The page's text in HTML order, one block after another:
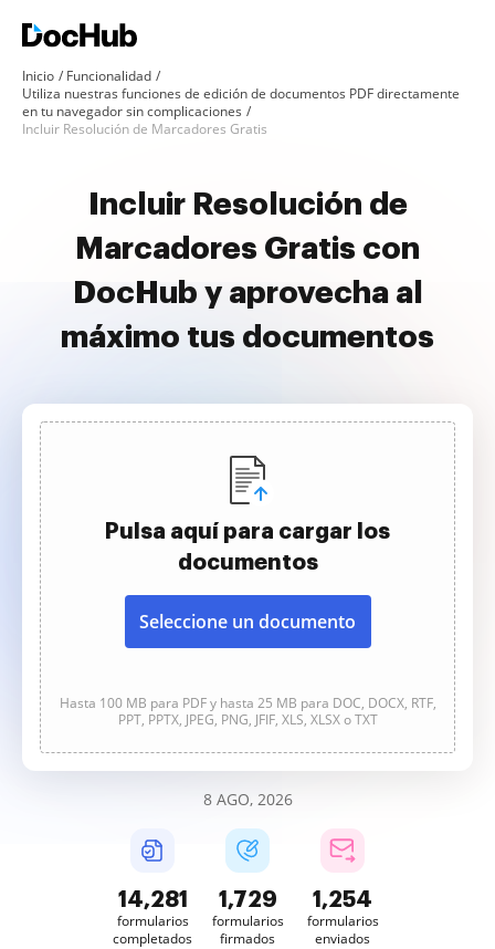
Inicio
Funcionalidad
Utiliza nuestras funciones de edición de documentos PDF directamente
en tu navegador sin complicaciones
Incluir Resolución de Marcadores Gratis
Incluir Resolución de
Marcadores Gratis con
DocHub y aprovecha al
máximo tus documentos
Pulsa aquí para cargar los
documentos
Seleccione un documento
Hasta 100 MB para PDF y hasta 25 MB para DOC, DOCX, RTF,
PPT, PPTX, JPEG, PNG, JFIF, XLS, XLSX o TXT
8 AGO, 2026
14,281
formularios
completados
1,729
formularios
firmados
1,254
formularios
enviados